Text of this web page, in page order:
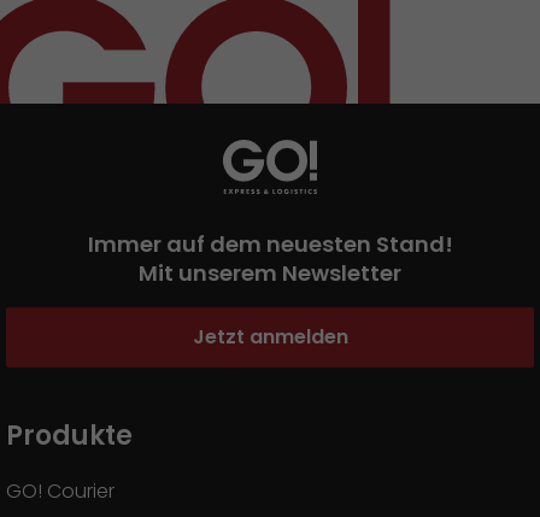
Immer auf dem neuesten Stand!
Mit unserem Newsletter
Jetzt anmelden
Produkte
GO! Courier